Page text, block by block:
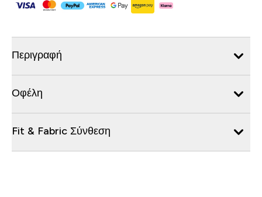
Περιγραφή
Οφέλη
Fit & Fabric Σύνθεση